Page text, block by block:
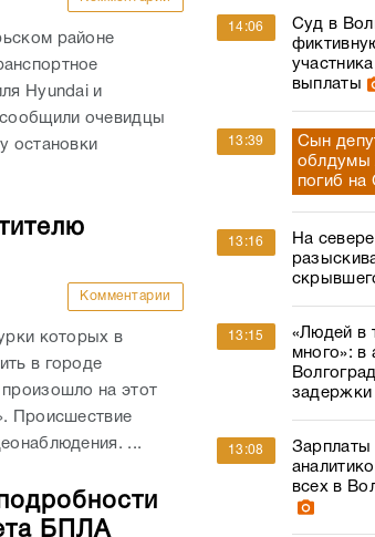
районе
Hyundai и
очевидцы
остановки
Комментарии
которых в
в городе
на этот
Происшествие
...
БПЛА
14:06
Суд в
выплаты
13:39
Сын
облдумы
погиб
13:16
На
13:15
«Людей в
много»: в
задержки
13:08
Зарплаты
всех в